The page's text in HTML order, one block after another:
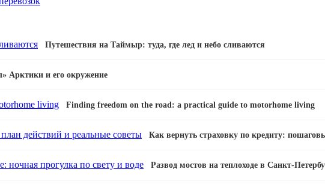
Путешествия на Таймыр: туда, где лед и небо сливаются
Арктики и его окружение
Finding freedom on the road: a practical guide to motorhome living
Как вернуть страховку по кредиту:
Развод мостов на теплоходе в Санкт-